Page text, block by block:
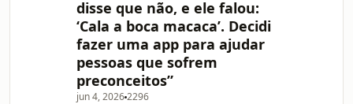
quando tinha apenas 4 anos, e desde
sempre se viu rodeado de afectos,
raz&atilde;o pela qual se confessa
&ldquo;uma pessoa de amor&rdquo;,
com f
disse que não, e ele falou:
‘Cala a boca macaca’. Decidi
fazer uma app para ajudar
pessoas que sofrem
preconceitos”
jun 4, 20262296